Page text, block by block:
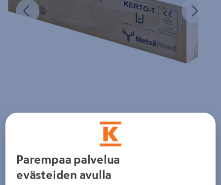
Edellinen
Zoomaa kuvaa sormilla kosketusnäytöllä
Parempaa palvelua
evästeiden avulla